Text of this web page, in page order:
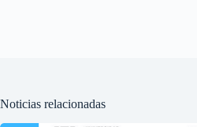
Noticias relacionadas